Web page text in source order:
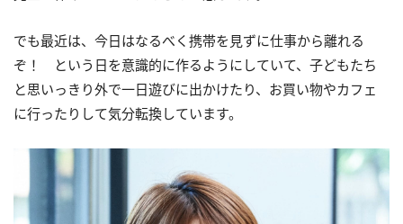
でも最近は、今日はなるべく携帯を見ずに仕事から離れる
ぞ！ という日を意識的に作るようにしていて、子どもたち
と思いっきり外で一日遊びに出かけたり、お買い物やカフェ
に行ったりして気分転換しています。